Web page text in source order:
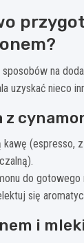
na
uzyskać nieco
z
(espresso,
do gotowego
się
i